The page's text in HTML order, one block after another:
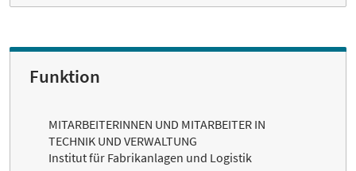
Funktion
MITARBEITERINNEN UND MITARBEITER IN
TECHNIK UND VERWALTUNG
Institut für Fabrikanlagen und Logistik